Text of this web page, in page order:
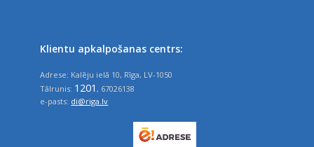
Klientu apkalpošanas centrs:
Adrese: Kalēju ielā 10, Rīga, LV-1050
Tālrunis: 1201, 67026138
e-pasts: di@riga.lv